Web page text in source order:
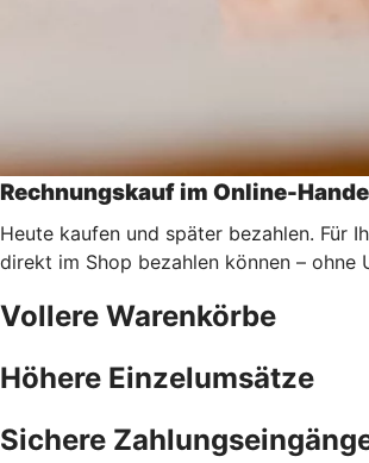
Rechnungskauf im Online-
Heute kaufen und später bezahlen. Für
direkt im Shop bezahlen können – ohne
Vollere Warenkörbe
Höhere Einzelumsätze
Sichere